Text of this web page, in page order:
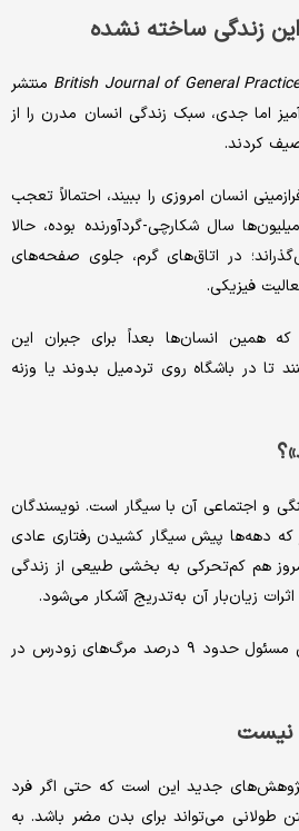
زندگی ساخته نشده
British Journal of General منتشر
اما جدی، سبک زندگی انسان مدرن را از
کردند.
انسان امروزی را ببیند، احتمالاً تعجب
سال شکارچی-گردآورنده بوده، حالا
در اتاق‌های گرم، جلوی صفحه‌های
فیزیکی.
همین انسان‌ها بعداً برای جبران این
تا در باشگاه روی تردمیل بدوند یا وزنه
و اجتماعی آن با سیگار است. نویسندگان
که دهه‌ها پیش سیگار کشیدن رفتاری عادی
هم کم‌تحرکی به بخشی طبیعی از زندگی
زیان‌بار آن به‌تدریج آشکار می‌شود.
طبق برخی برآوردها، کم‌تحرکی مسئول حدود ۹ درصد مرگ‌های زودرس در
نیست
جدید این است که حتی اگر فرد
طولانی می‌تواند برای بدن مضر باشد. به